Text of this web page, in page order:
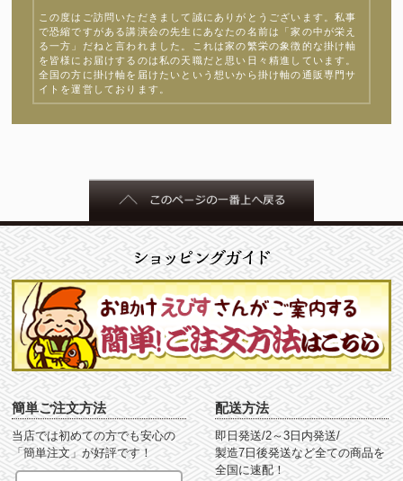
この度はご訪問いただきまして誠にありがとうございます。私事
で恐縮ですがある講演会の先生にあなたの名前は「家の中が栄え
る一方」だねと言われました。これは家の繁栄の象徴的な掛け軸
を皆様にお届けするのは私の天職だと思い日々精進しています。
全国の方に掛け軸を届けたいという想いから掛け軸の通販専門サ
イトを運営しております。
簡単ご注文方法
当店では初めての方でも安心の
「簡単注文」が好評です！
配送方法
即日発送/2～3日内発送/
製造7日後発送など全ての商品を
全国に速配！